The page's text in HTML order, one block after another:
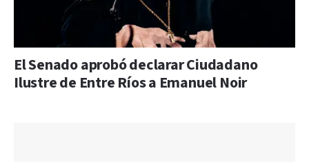
El Senado aprobó declarar Ciudadano
Ilustre de Entre Ríos a Emanuel Noir